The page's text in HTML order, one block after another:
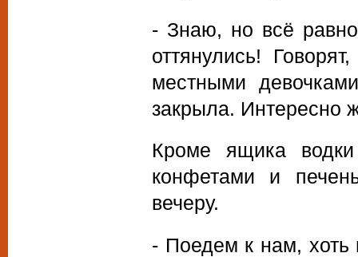
- Знаю, но всё
оттянулись!
местными
закрыла. Интересно
Кроме ящика
конфетами и
вечеру.
- Поедем к нам, хоть